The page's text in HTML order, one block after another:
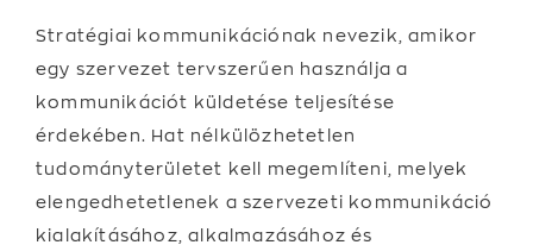
Stratégiai kommunikációnak nevezik, amikor
egy szervezet tervszerűen használja a
kommunikációt küldetése teljesítése
érdekében. Hat nélkülözhetetlen
tudományterületet kell megemlíteni, melyek
elengedhetetlenek a szervezeti kommunikáció
kialakításához, alkalmazásához és